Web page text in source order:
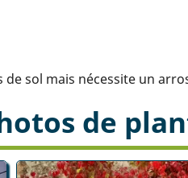
sol mais nécessite un
de